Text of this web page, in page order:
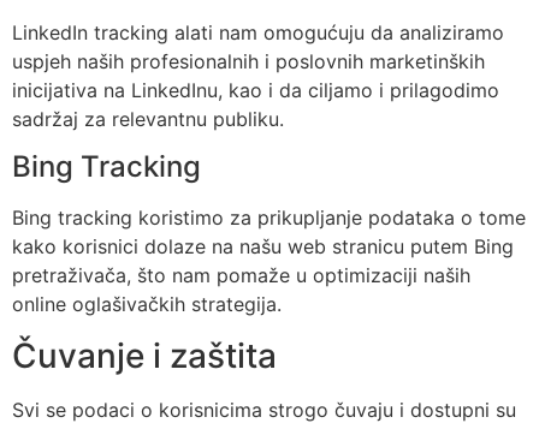
LinkedIn tracking alati nam omogućuju da analiziramo
uspjeh naših profesionalnih i poslovnih marketinških
inicijativa na LinkedInu, kao i da ciljamo i prilagodimo
sadržaj za relevantnu publiku.
Bing Tracking
Bing tracking koristimo za prikupljanje podataka o tome
kako korisnici dolaze na našu web stranicu putem Bing
pretraživača, što nam pomaže u optimizaciji naših
online oglašivačkih strategija.
Čuvanje i zaštita
Svi se podaci o korisnicima strogo čuvaju i dostupni su